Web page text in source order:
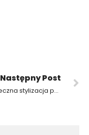
Następny Post
Świąteczna stylizacja paznokci